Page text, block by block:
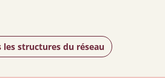
structures du réseau